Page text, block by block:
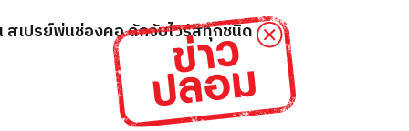
เปรย์พ่นช่องคอ ดักจับไวรัสทุกชนิด